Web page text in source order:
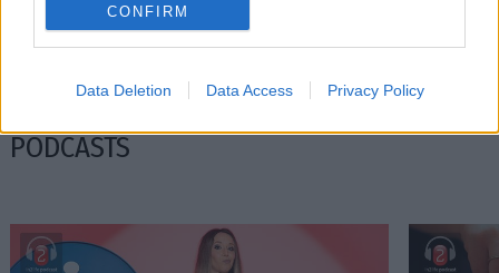
CONFIRM
Data Deletion Data Access Privacy Policy
PODCASTS